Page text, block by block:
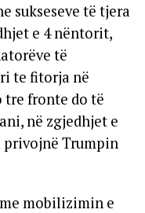
sukseseve të tjera
e 4 nëntorit,
të
te fitorja në
tre fronte do të
në zgjedhjet e
privojnë Trumpin
mobilizimin e